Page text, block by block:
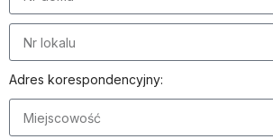
Adres korespondencyjny: